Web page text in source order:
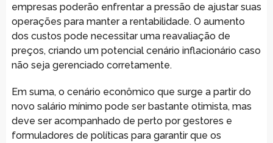
empresas poderão enfrentar a pressão de ajustar suas
operações para manter a rentabilidade. O aumento
dos custos pode necessitar uma reavaliação de
preços, criando um potencial cenário inflacionário caso
não seja gerenciado corretamente.
Em suma, o cenário econômico que surge a partir do
novo salário mínimo pode ser bastante otimista, mas
deve ser acompanhado de perto por gestores e
formuladores de políticas para garantir que os